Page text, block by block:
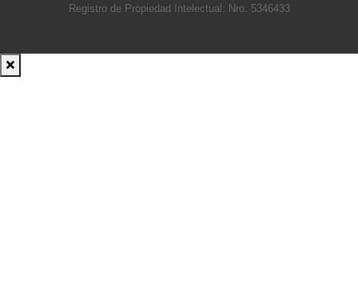
Registro de Propiedad Intelectual: Nro. 5346433